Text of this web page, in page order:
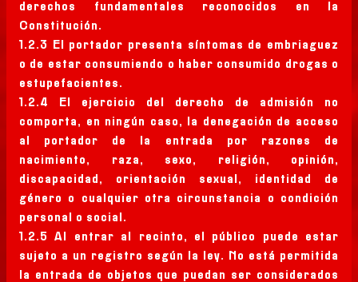
derechos fundamentales reconocidos en la
Constitución.
1.2.3 El portador presenta síntomas de embriaguez
o de estar consumiendo o haber consumido drogas o
estupefacientes.
1.2.4 El ejercicio del derecho de admisión no
comporta, en ningún caso, la denegación de acceso
al portador de la entrada por razones de
nacimiento, raza, sexo, religión, opinión,
discapacidad, orientación sexual, identidad de
género o cualquier otra circunstancia o condición
personal o social.
1.2.5 Al entrar al recinto, el público puede estar
sujeto a un registro según la ley. No está permitida
la entrada de objetos que puedan ser considerados